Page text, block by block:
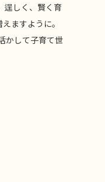
逞しく、賢く育
ますように。
かして子育て世